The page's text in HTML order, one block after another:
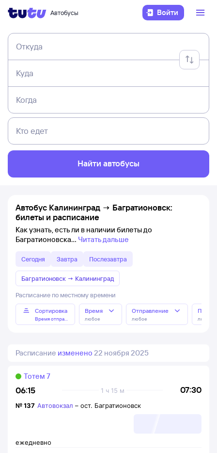
Автобусы Войти
Откуда
Куда
Когда
Кто едет
Найти автобусы
Автобус Калининград → Багратионовск:
билеты и расписание
Как узнать, есть ли в наличии билеты до
Багратионовска
Читать дальше
Сегодня Завтра Послезавтра
Багратионовск → Калининград
Расписание по местному времени
Сортировка
Время отправления
Время
любое
Отправление
любое любое
Расписание изменено 22 ноября 2025
06:15 07:30
1 ч 15 м
Тотем 7
ежедневно
№137 Автовокзал – ост. Багратионовск